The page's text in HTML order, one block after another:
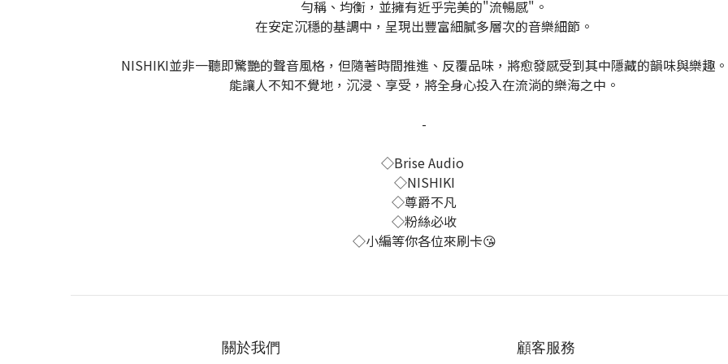
勻稱、均衡，並擁有近乎完美的"流暢感"。
在安定沉穩的基調中，呈現出豐富細膩多層次的音樂細節。
NISHIKI並非一聽即驚艷的聲音風格，但隨著時間推進、反覆品味，將愈發感受到其中隱藏的韻味與樂趣。
能讓人不知不覺地，沉浸、享受，將全身心投入在流淌的樂海之中。
-
◇Brise Audio
◇NISHIKI
◇尊爵不凡
◇粉絲必收
◇小編等你各位來刷卡😘
關於我們 顧客服務